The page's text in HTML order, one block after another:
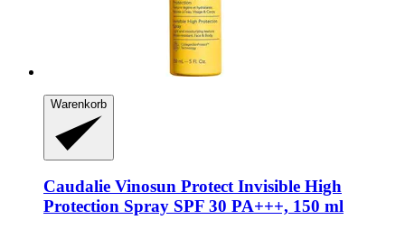
Warenkorb
Caudalie Vinosun Protect Invisible High
Protection Spray SPF 30 PA+++, 150 ml